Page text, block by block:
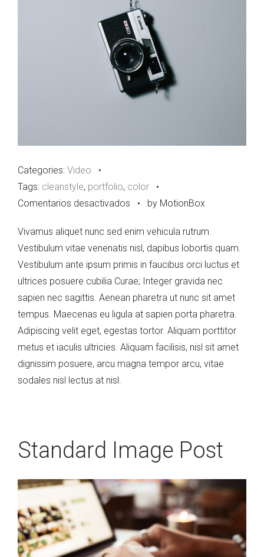
Categories: Video •
Tags: cleanstyle, portfolio, color •
Comentarios desactivados en
Video
Post
• by MotionBox
Vivamus aliquet nunc sed enim vehicula rutrum.
Vestibulum vitae venenatis nisl, dapibus lobortis quam.
Vestibulum ante ipsum primis in faucibus orci luctus et
ultrices posuere cubilia Curae; Integer gravida nec
sapien nec sagittis. Aenean pharetra ut nunc sit amet
tempus. Maecenas eu ligula at sapien porta pharetra.
Adipiscing velit eget, egestas tortor. Aliquam porttitor
metus et iaculis ultricies. Aliquam facilisis, nisl sit amet
dignissim posuere, arcu magna tempor arcu, vitae
sodales nisl lectus at nisl.
Standard Image Post